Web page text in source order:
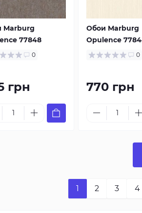
Marburg
77848
0
грн
Обои Marburg
Opulence
0
770 грн
1 2 3 4